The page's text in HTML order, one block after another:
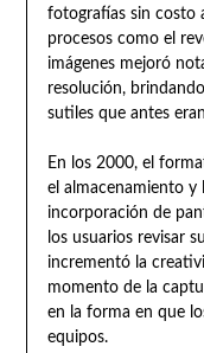
fotografías sin costo
procesos como el
imágenes mejoró
resolución,
sutiles que antes
En los 2000, el
el almacenamiento
incorporación de
los usuarios revisar
incrementó la
momento de la
en la forma en que
equipos.